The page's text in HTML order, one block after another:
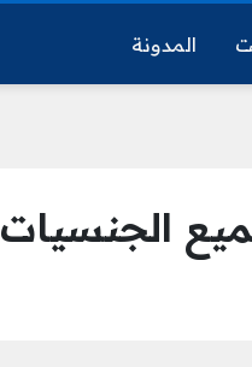
المدونة
الجنسيات